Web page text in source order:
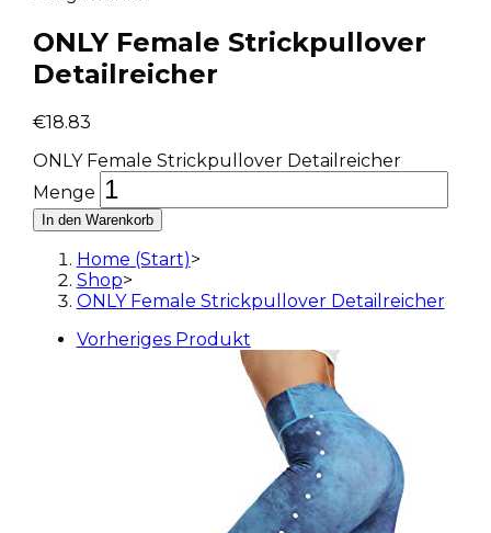
ONLY Female Strickpullover
Detailreicher
€18.83
ONLY Female Strickpullover Detailreicher
Menge
In den Warenkorb
Home (Start)>
Shop>
ONLY Female Strickpullover Detailreicher
Vorheriges Produkt